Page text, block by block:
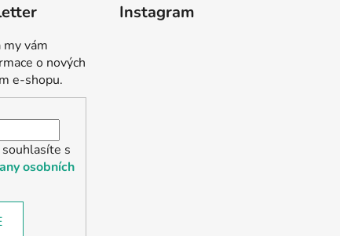
vám
o nových
e-shopu.
s
osobních
Instagram